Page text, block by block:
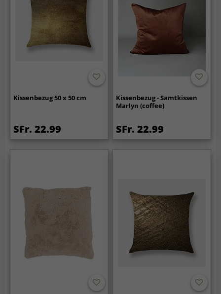
Kissenbezug 50 x 50 cm
SFr. 22.99
Kissenbezug - Samtkissen
Marlyn (coffee)
SFr. 22.99